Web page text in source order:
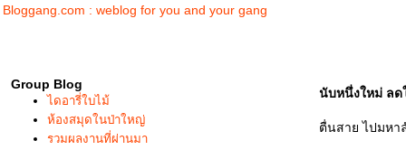
Bloggang.com : weblog for you and your gang
Group Blog
ไดอารี่ใบไม้
ห้องสมุดในป่าใหญ่
รวมผลงานที่ผ่านมา
นับหนึ่งใหม่ ลด
ตื่นสาย ไปมหา